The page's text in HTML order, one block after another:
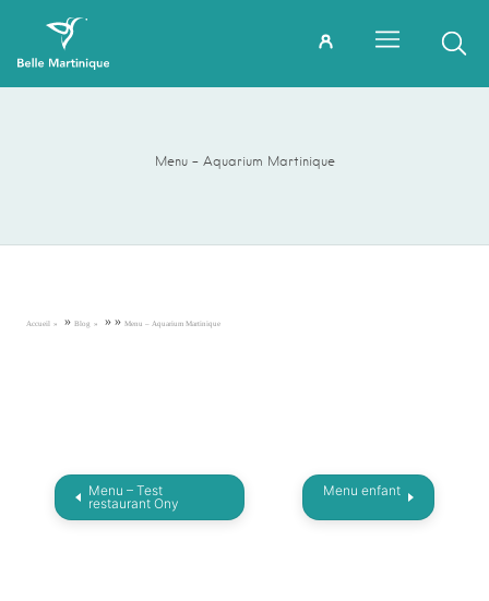
Menu – Aquarium Martinique
Accueil » Blog » » Menu – Aquarium Martinique
Menu – Test
restaurant Ony
Menu enfant